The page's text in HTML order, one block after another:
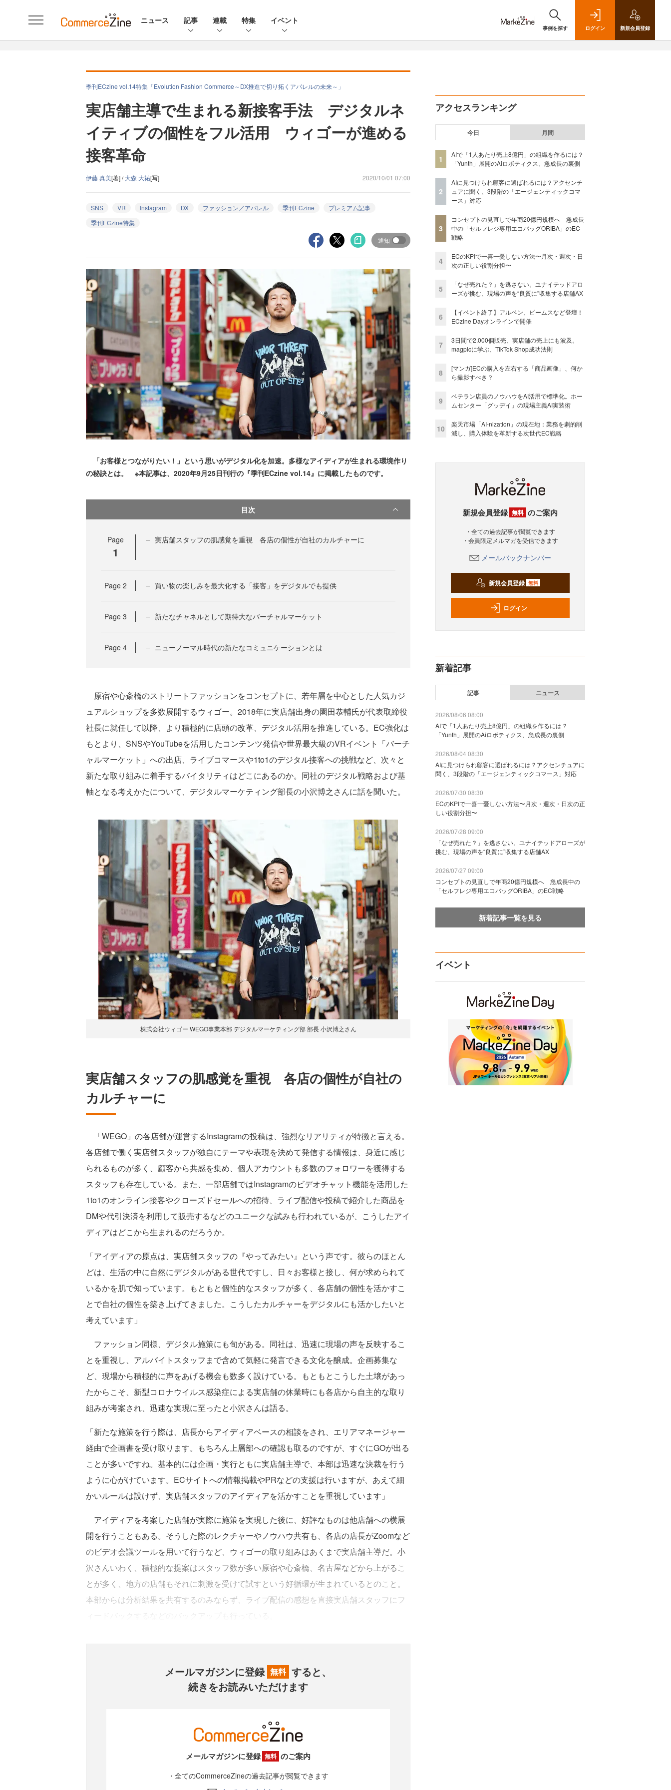
ニュース 記事 連載 特集 イベント
事例を探す ログイン 新規会員登録
季刊ECzine vol.14特集「Evolution Fashion Commerce～DX推進で切り拓くアパレルの未来～」
実店舗主導で生まれる新接客手法 デジタルネ
イティブの個性をフル活用 ウィゴーが進める
接客革命
伊藤 真美[著] /大森 大祐[写] 2020/10/01 07:00
SNS VR Instagram DX ファッション／アパレル 季刊ECzine
プレミアム記事
季刊ECzine特集
通知
「お客様とつながりたい！」という思いがデジタル化を加速。多様なアイディアが生まれる環境作り
の秘訣とは。 ※本記事は、2020年9月25日刊行の『季刊ECzine vol.14』に掲載したものです。
目次
Page
1
実店舗スタッフの肌感覚を重視 各店の個性が自社のカルチャーに
Page 2 買い物の楽しみを最大化する「接客」をデジタルでも提供
Page 3 新たなチャネルとして期待大なバーチャルマーケット
Page 4 ニューノーマル時代の新たなコミュニケーションとは
原宿や心斎橋のストリートファッションをコンセプトに、若年層を中心とした人気カジ
ュアルショップを多数展開するウィゴー。2018年に実店舗出身の園田恭輔氏が代表取締役
社長に就任して以降、より積極的に店頭の改革、デジタル活用を推進している。EC強化は
もとより、SNSやYouTubeを活用したコンテンツ発信や世界最大級のVRイベント「バーチ
ャルマーケット」への出店、ライブコマースや1to1のデジタル接客への挑戦など、次々と
新たな取り組みに着手するバイタリティはどこにあるのか。同社のデジタル戦略および基
軸となる考えかたについて、デジタルマーケティング部長の小沢博之さんに話を聞いた。
株式会社ウィゴー WEGO事業本部 デジタルマーケティング部 部長 小沢博之さん
実店舗スタッフの肌感覚を重視 各店の個性が自社の
カルチャーに
「WEGO」の各店舗が運営するInstagramの投稿は、強烈なリアリティが特徴と言える。
各店舗で働く実店舗スタッフが独自にテーマや表現を決めて発信する情報は、身近に感じ
られるものが多く、顧客から共感を集め、個人アカウントも多数のフォロワーを獲得する
スタッフも存在している。また、一部店舗ではInstagramのビデオチャット機能を活用した
1to1のオンライン接客やクローズドセールへの招待、ライブ配信や投稿で紹介した商品を
DMや代引決済を利用して販売するなどのユニークな試みも行われているが、こうしたアイ
ディアはどこから生まれるのだろうか。
「アイディアの原点は、実店舗スタッフの『やってみたい』という声です。彼らのほとん
どは、生活の中に自然にデジタルがある世代ですし、日々お客様と接し、何が求められて
いるかを肌で知っています。もともと個性的なスタッフが多く、各店舗の個性を活かすこ
とで自社の個性を築き上げてきました。こうしたカルチャーをデジタルにも活かしたいと
考えています」
ファッション同様、デジタル施策にも旬がある。同社は、迅速に現場の声を反映するこ
とを重視し、アルバイトスタッフまで含めて気軽に発言できる文化を醸成。企画募集な
ど、現場から積極的に声をあげる機会も数多く設けている。もともとこうした土壌があっ
たからこそ、新型コロナウイルス感染症による実店舗の休業時にも各店から自主的な取り
組みが考案され、迅速な実現に至ったと小沢さんは語る。
「新たな施策を行う際は、店長からアイディアベースの相談をされ、エリアマネージャー
経由で企画書を受け取ります。もちろん上層部への確認も取るのですが、すぐにGOが出る
ことが多いですね。基本的には企画・実行ともに実店舗主導で、本部は迅速な決裁を行う
ように心がけています。ECサイトへの情報掲載やPRなどの支援は行いますが、あえて細
かいルールは設けず、実店舗スタッフのアイディアを活かすことを重視しています」
アイディアを考案した店舗が実際に施策を実現した後に、好評なものは他店舗への横展
開を行うこともある。そうした際のレクチャーやノウハウ共有も、各店の店長がZoomなど
のビデオ会議ツールを用いて行うなど、ウィゴーの取り組みはあくまで実店舗主導だ。小
沢さんいわく、積極的な提案はスタッフ数が多い原宿や心斎橋、名古屋などから上がるこ
とが多く、地方の店舗もそれに刺激を受けて試すという好循環が生まれているとのこと。
本部からは分析結果を共有するのみならず、ライブ配信の感想を直接実店舗スタッフにフ
メールマガジンに登録 無料 すると、
続きをお読みいただけます
メールマガジンに登録 無料 のご案内
・全てのCommerceZineの過去記事が閲覧できます
アクセスランキング
今日 月間
1
AIで「1人あたり売上8億円」の組織を作るには？
「Yunth」展開のAiロボティクス、急成長の裏側
2
AIに見つけられ顧客に選ばれるには？アクセンチ
ュアに聞く、3段階の「エージェンティックコマ
ース」対応
3
コンセプトの見直しで年商20億円規模へ 急成長
中の「セルフレジ専用エコバッグORIBA」のEC
戦略
4
ECのKPIで一喜一憂しない方法〜月次・週次・日
次の正しい役割分担〜
5
「なぜ売れた？」を逃さない。ユナイテッドアロ
ーズが挑む、現場の声を“良質に”収集する店舗AX
6
【イベント終了】アルペン、ビームスなど登壇！
ECzine Dayオンラインで開催
7
3日間で2.000個販売、実店舗の売上にも波及。
magpicに学ぶ、TikTok Shop成功法則
8
[マンガ]ECの購入を左右する「商品画像」、何か
ら撮影すべき？
9
ベテラン店員のノウハウをAI活用で標準化。ホー
ムセンター「グッデイ」の現場主義AI実装術
10
楽天市場「AI-nization」の現在地：業務を劇的削
減し、購入体験を革新する次世代EC戦略
新規会員登録 無料 のご案内
・全ての過去記事が閲覧できます
・会員限定メルマガを受信できます
メールバックナンバー
新規会員登録 無料
ログイン
新着記事
記事 ニュース
2026/08/06 08:00
AIで「1人あたり売上8億円」の組織を作るには？
「Yunth」展開のAiロボティクス、急成長の裏側
2026/08/04 08:30
AIに見つけられ顧客に選ばれるには？アクセンチュアに
聞く、3段階の「エージェンティックコマース」対応
2026/07/30 08:30
ECのKPIで一喜一憂しない方法〜月次・週次・日次の正
しい役割分担〜
2026/07/28 09:00
「なぜ売れた？」を逃さない。ユナイテッドアローズが
挑む、現場の声を“良質に”収集する店舗AX
2026/07/27 09:00
コンセプトの見直しで年商20億円規模へ 急成長中の
「セルフレジ専用エコバッグORIBA」のEC戦略
新着記事一覧を見る
イベント